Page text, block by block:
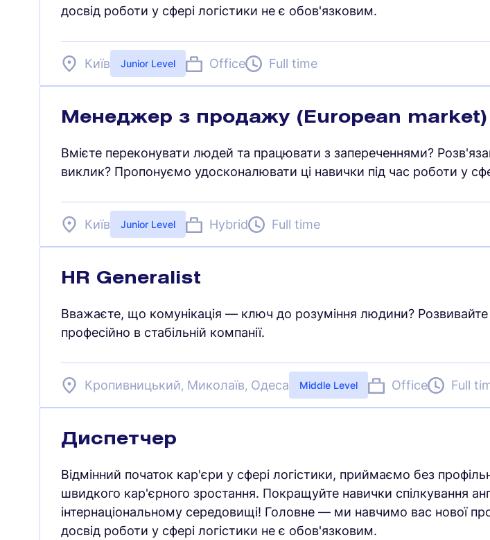
досвід роботи у сфері логістики не є обов'язковим.
Київ Junior Level Office Full time
Менеджер з продажу (European market)
Вмієте переконувати людей та працювати з запереченнями?
виклик? Пропонуємо удосконалювати ці навички під час роботи у
Київ Junior Level Hybrid Full time
HR Generalist
Вважаєте, що комунікація — ключ до розуміння людини? Розвивайте
професійно в стабільній компанії.
Кропивницький, Миколаїв, Одеса Middle Level Office Full
Диспетчер
Відмінний початок кар'єри у сфері логістики, приймаємо без
швидкого кар'єрного зростання. Покращуйте навички спілкування
інтернаціональному середовищі! Головне — ми навчимо вас нової
досвід роботи у сфері логістики не є обов'язковим.